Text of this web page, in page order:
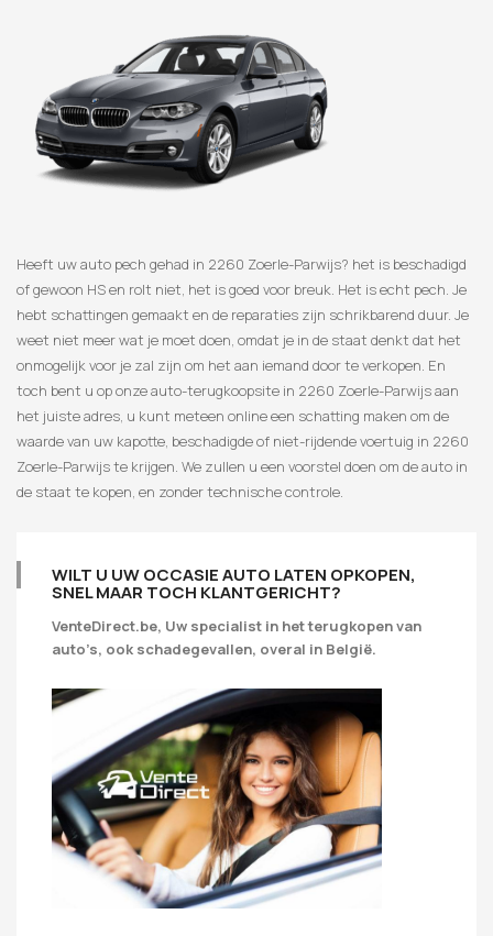
Heeft uw auto pech gehad in 2260 Zoerle-Parwijs? het is beschadigd
of gewoon HS en rolt niet, het is goed voor breuk. Het is echt pech. Je
hebt schattingen gemaakt en de reparaties zijn schrikbarend duur. Je
weet niet meer wat je moet doen, omdat je in de staat denkt dat het
onmogelijk voor je zal zijn om het aan iemand door te verkopen. En
toch bent u op onze auto-terugkoopsite in 2260 Zoerle-Parwijs aan
het juiste adres, u kunt meteen online een schatting maken om de
waarde van uw kapotte, beschadigde of niet-rijdende voertuig in 2260
Zoerle-Parwijs te krijgen. We zullen u een voorstel doen om de auto in
de staat te kopen, en zonder technische controle.
WILT U UW OCCASIE AUTO LATEN OPKOPEN,
SNEL MAAR TOCH KLANTGERICHT?
VenteDirect.be, Uw specialist in het terugkopen van
auto’s, ook schadegevallen, overal in België.